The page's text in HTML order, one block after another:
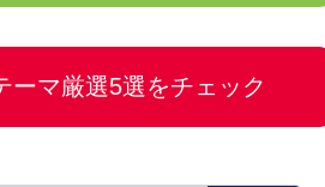
ーマ厳選5選をチェック